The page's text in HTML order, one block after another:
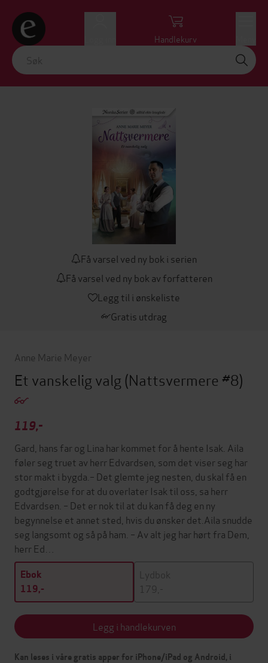
Handlekurv
Få varsel ved ny bok i serien
Få varsel ved ny bok av forfatteren
Legg til i ønskeliste
Gratis utdrag
Anne Marie Meyer
Et vanskelig valg (Nattsvermere #8)
119,-
Gard, hans far og Lina har kommet for å hente Isak. Aila
føler seg truet av herr Edvardsen, som det viser seg har
stor makt i bygda.– Det glemte jeg nesten, du skal få en
godtgjørelse for at du overlater Isak til oss, sa herr
Edvardsen. – Det er nok til at du kan få deg en ny
begynnelse et annet sted, hvis du ønsker det.Aila snudde
seg langsomt og så på ham. – Av alt jeg har hørt fra Dem,
herr Ed…
Ebok
119,-
Lydbok
179,-
Legg i handlekurven
Kan leses i våre gratis apper for iPhone/iPad og Android, i